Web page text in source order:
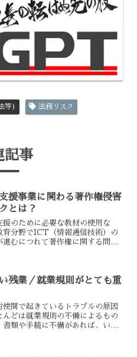
等) 法務リスク
記事
援事業に関わる著作権侵害
とは？
援のために必要な教材の使用な
育分野でICT（情報通信技術）の
進むにつれて著作権に関する問題
残業／就業規則がとても重
使間で起きているトラブルの原因
んどは就業規則の不備によるもの
書類や手続に不備があれば、いく